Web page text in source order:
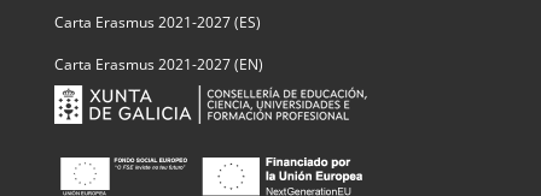
Carta Erasmus 2021-2027 (ES)
Carta Erasmus 2021-2027 (EN)